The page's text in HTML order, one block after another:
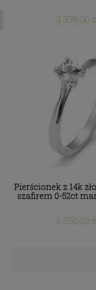
3 399,00
Pierścionek z 14k
szafirem 0-52ct
3 550,00